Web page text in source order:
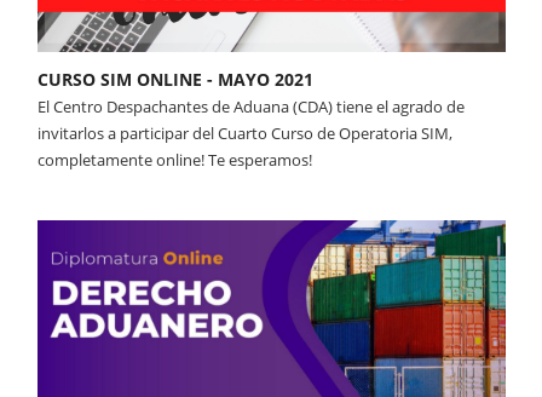
CURSO SIM ONLINE - MAYO 2021
El Centro Despachantes de Aduana (CDA) tiene el agrado de
invitarlos a participar del Cuarto Curso de Operatoria SIM,
completamente online! Te esperamos!